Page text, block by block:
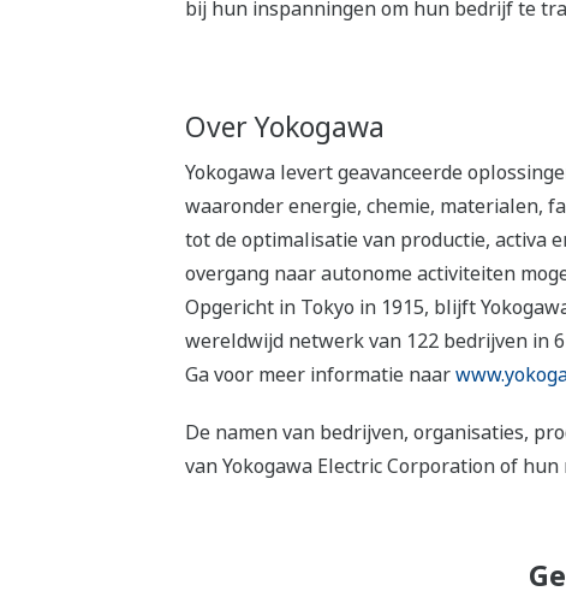
bij hun inspanningen om hun bedrijf te
Over Yokogawa
Yokogawa levert geavanceerde
waaronder energie, chemie, materialen,
tot de optimalisatie van productie, activa
overgang naar autonome activiteiten
Opgericht in Tokyo in 1915, blijft
wereldwijd netwerk van 122 bedrijven in
Ga voor meer informatie naar
De namen van bedrijven, organisaties,
van Yokogawa Electric Corporation of